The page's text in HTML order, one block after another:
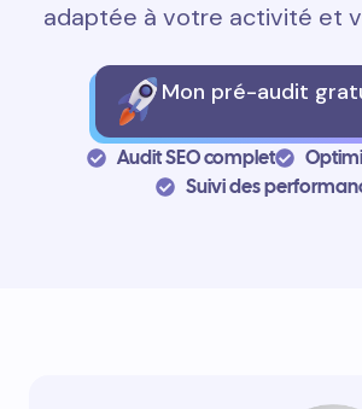
adaptée à votre activité et
Mon pré-audit
Audit SEO complet
Suivi des